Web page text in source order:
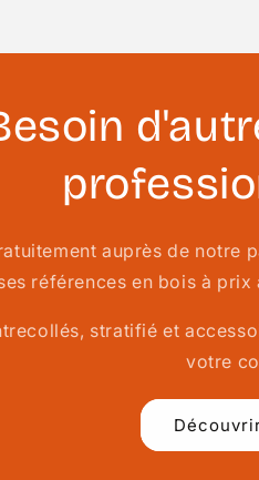
auprès de notre
références en bois à
stratifié et
votre